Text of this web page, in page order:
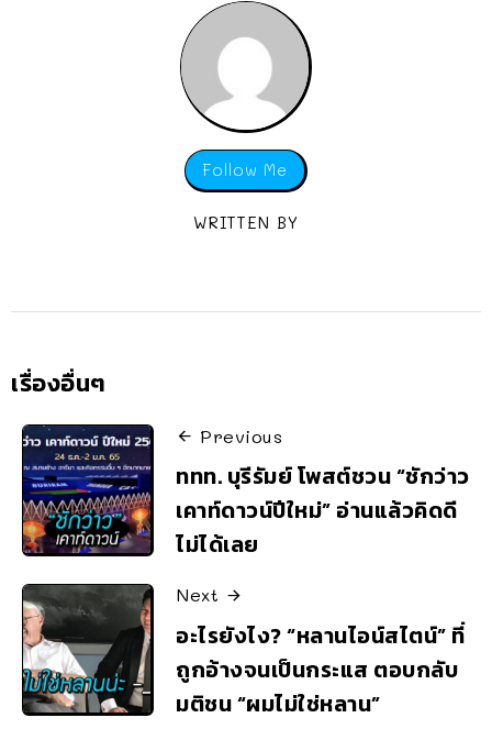
Follow Me
WRITTEN BY
เรื่องอื่นๆ
Previous
ททท. บุรีรัมย์ โพสต์ชวน “ชักว่าว
เคาท์ดาวน์ปีใหม่” อ่านแล้วคิดดี
ไม่ได้เลย
Next
อะไรยังไง? “หลานไอน์สไตน์” ที่
ถูกอ้างจนเป็นกระแส ตอบกลับ
มติชน “ผมไม่ใช่หลาน”